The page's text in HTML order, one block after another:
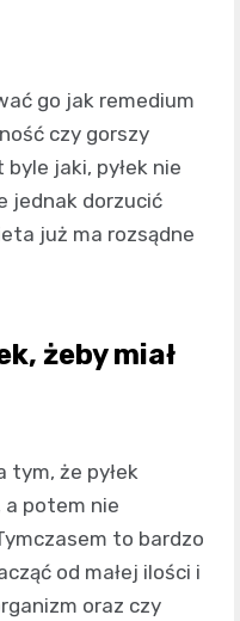
go jak remedium
czy gorszy
jaki, pyłek nie
jednak dorzucić
już ma rozsądne
żeby miał
tym, że pyłek
potem nie
to bardzo
od małej ilości i
oraz czy